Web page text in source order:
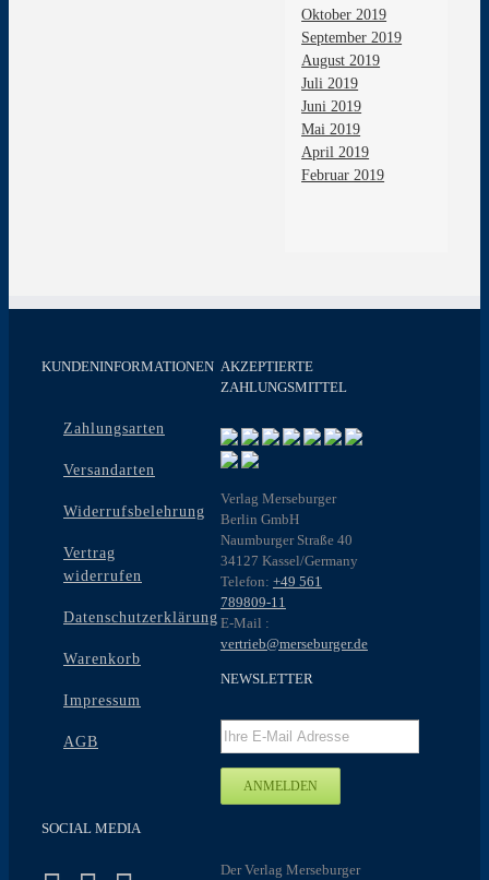
Oktober 2019
September 2019
August 2019
Juli 2019
Juni 2019
Mai 2019
April 2019
Februar 2019
KUNDENINFORMATIONEN
Zahlungsarten
Versandarten
Widerrufsbelehrung
Vertrag
widerrufen
Datenschutzerklärung
Warenkorb
Impressum
AGB
SOCIAL MEDIA
AKZEPTIERTE
ZAHLUNGSMITTEL
Verlag Merseburger
Berlin GmbH
Naumburger Straße 40
34127 Kassel/Germany
Telefon: +49 561
789809-11
E-Mail :
vertrieb@merseburger.de
NEWSLETTER
Der Verlag Merseburger